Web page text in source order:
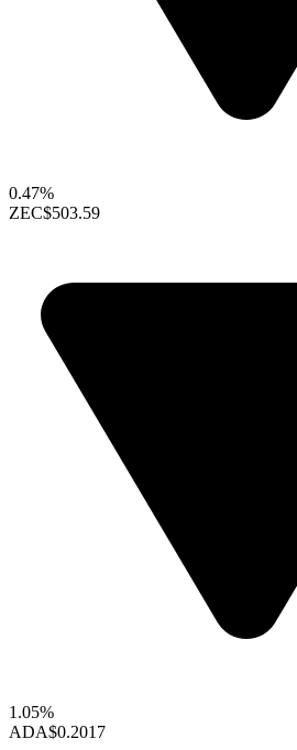
0.47%
ZEC$503.59
1.05%
ADA$0.2017